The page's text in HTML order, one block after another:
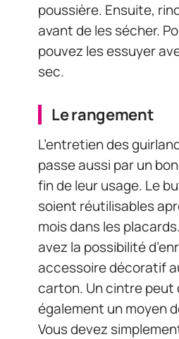
poussière. Ensuite,
avant de les sécher.
pouvez les essuyer
sec.
Le rangement
L’entretien des
passe aussi par un bon
fin de leur usage. Le
soient réutilisables
mois dans les
avez la possibilité
accessoire décoratif
carton. Un cintre
également un moyen
Vous devez